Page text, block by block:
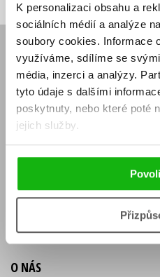
K personalizaci obsahu a
sociálních médií a analýze
soubory cookies. Informace
využíváme, sdílíme se
média, inzerci a analýzy.
tyto údaje s dalšími
poskytnuty, nebo které poté
jejich služby.
E-SHOP
Aktuality
Naši autoři
Obchodní podmínky
Jak nakoupit
KONTAKTY
Sídlo společnosti
O NÁS